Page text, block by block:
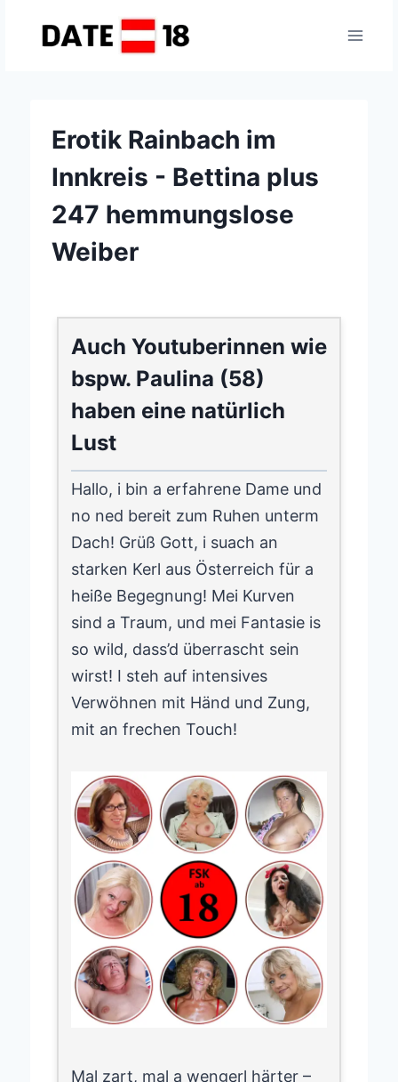
Erotik Rainbach im
Innkreis - Bettina plus
247 hemmungslose
Weiber
Auch Youtuberinnen wie
bspw. Paulina (58)
haben eine natürlich
Lust
Hallo, i bin a erfahrene Dame und
no ned bereit zum Ruhen unterm
Dach! Grüß Gott, i suach an
starken Kerl aus Österreich für a
heiße Begegnung! Mei Kurven
sind a Traum, und mei Fantasie is
so wild, dass’d überrascht sein
wirst! I steh auf intensives
Verwöhnen mit Händ und Zung,
mit an frechen Touch!
Mal zart, mal a wengerl härter –